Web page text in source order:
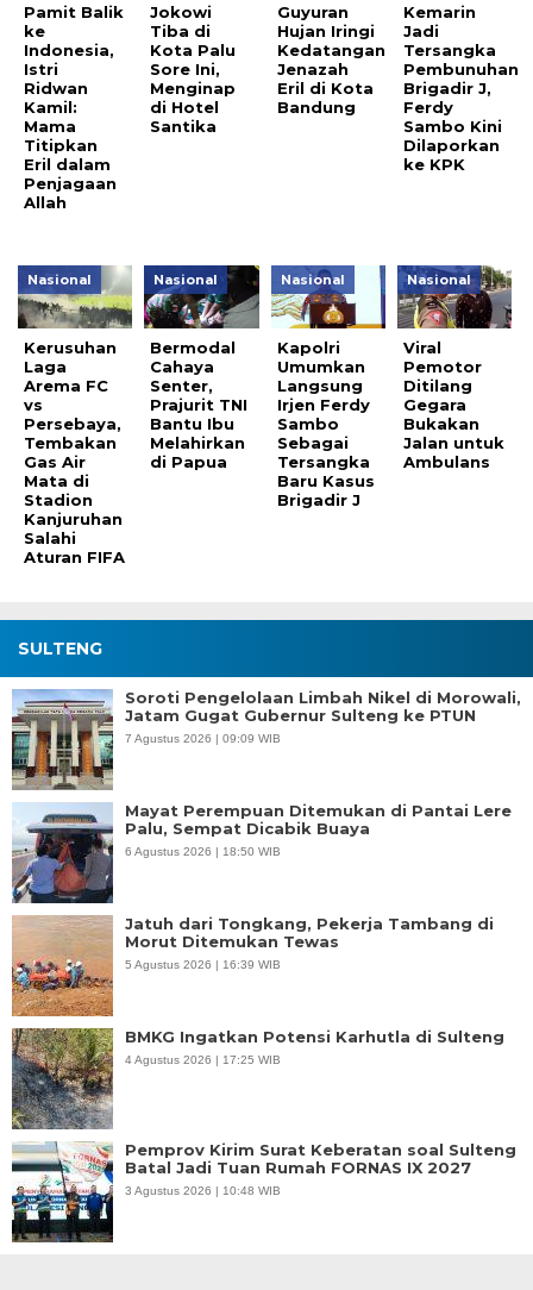
Pamit Balik
ke
Indonesia,
Istri
Ridwan
Kamil:
Mama
Titipkan
Eril dalam
Penjagaan
Allah
Jokowi
Tiba di
Kota Palu
Sore Ini,
Menginap
di Hotel
Santika
Guyuran
Hujan Iringi
Kedatangan
Jenazah
Eril di Kota
Bandung
Kemarin
Jadi
Tersangka
Pembunuhan
Brigadir J,
Ferdy
Sambo Kini
Dilaporkan
ke KPK
Nasional
Kerusuhan
Laga
Arema FC
vs
Persebaya,
Tembakan
Gas Air
Mata di
Stadion
Kanjuruhan
Salahi
Aturan FIFA
Nasional
Bermodal
Cahaya
Senter,
Prajurit TNI
Bantu Ibu
Melahirkan
di Papua
Nasional
Kapolri
Umumkan
Langsung
Irjen Ferdy
Sambo
Sebagai
Tersangka
Baru Kasus
Brigadir J
Nasional
Viral
Pemotor
Ditilang
Gegara
Bukakan
Jalan untuk
Ambulans
SULTENG
Soroti Pengelolaan Limbah Nikel di Morowali,
Jatam Gugat Gubernur Sulteng ke PTUN
7 Agustus 2026 | 09:09 WIB
Mayat Perempuan Ditemukan di Pantai Lere
Palu, Sempat Dicabik Buaya
6 Agustus 2026 | 18:50 WIB
Jatuh dari Tongkang, Pekerja Tambang di
Morut Ditemukan Tewas
5 Agustus 2026 | 16:39 WIB
BMKG Ingatkan Potensi Karhutla di Sulteng
4 Agustus 2026 | 17:25 WIB
Pemprov Kirim Surat Keberatan soal Sulteng
Batal Jadi Tuan Rumah FORNAS IX 2027
3 Agustus 2026 | 10:48 WIB